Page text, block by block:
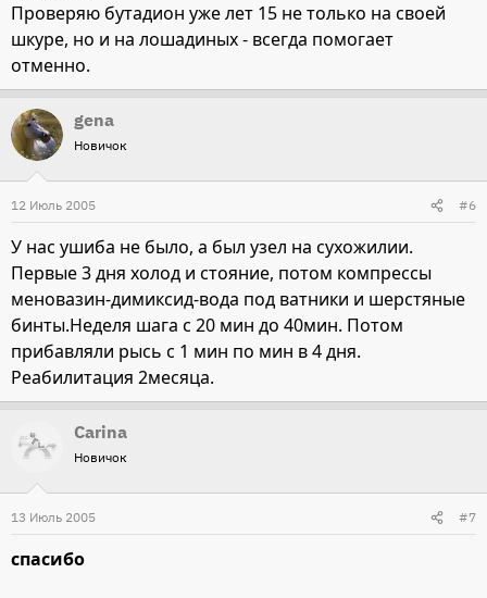
Проверяю бутадион уже лет 15 не только на своей
шкуре, но и на лошадиных - всегда помогает
отменно.
gena
Новичок
12 Июль 2005 #6
У нас ушиба не было, а был узел на сухожилии.
Первые 3 дня холод и стояние, потом компрессы
меновазин-димиксид-вода под ватники и шерстяные
бинты.Неделя шага с 20 мин до 40мин. Потом
прибавляли рысь с 1 мин по мин в 4 дня.
Реабилитация 2месяца.
Carina
Новичок
13 Июль 2005 #7
спасибо